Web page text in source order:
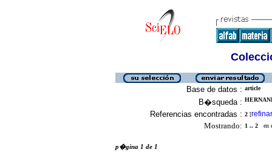
Base de datos : article
B�squeda :
Referencias encontradas : 2 [refinar
Mostrando: 1 .. 2 en
p�gina 1 de 1